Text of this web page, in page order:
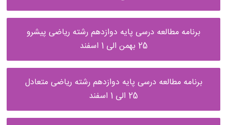
برنامه مطالعه درسی پایه دوازدهم رشته ریاضی پیشرو
25 بهمن الی 1 اسفند
برنامه مطالعه درسی پایه دوازدهم رشته ریاضی متعادل
25 الی 1 اسفند